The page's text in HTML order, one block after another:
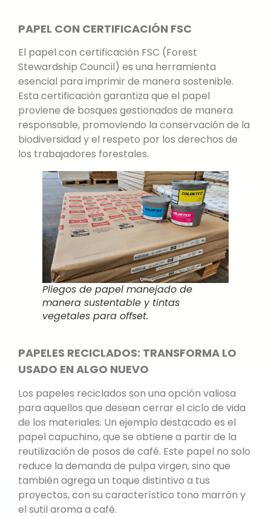
PAPEL CON CERTIFICACIÓN FSC
El papel con certificación FSC (Forest
Stewardship Council) es una herramienta
esencial para imprimir de manera sostenible.
Esta certificación garantiza que el papel
proviene de bosques gestionados de manera
responsable, promoviendo la conservación de la
biodiversidad y el respeto por los derechos de
los trabajadores forestales.
Pliegos de papel manejado de
manera sustentable y tintas
vegetales para offset.
PAPELES RECICLADOS: TRANSFORMA LO
USADO EN ALGO NUEVO
Los papeles reciclados son una opción valiosa
para aquellos que desean cerrar el ciclo de vida
de los materiales. Un ejemplo destacado es el
papel capuchino, que se obtiene a partir de la
reutilización de posos de café. Este papel no solo
reduce la demanda de pulpa virgen, sino que
también agrega un toque distintivo a tus
proyectos, con su característico tono marrón y
el sutil aroma a café.